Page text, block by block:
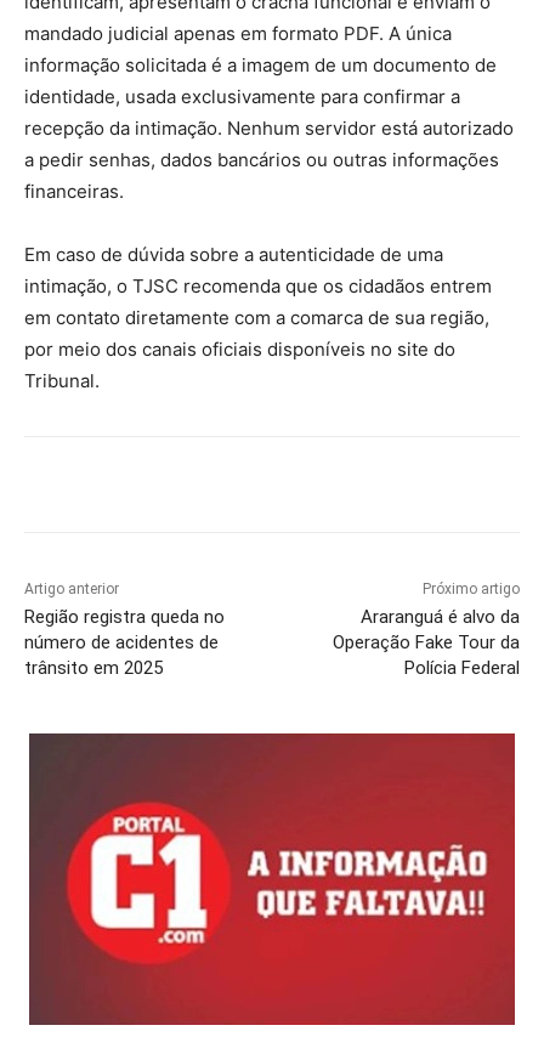
mandado judicial apenas em formato PDF. A única
informação solicitada é a imagem de um documento de
identidade, usada exclusivamente para confirmar a
recepção da intimação. Nenhum servidor está autorizado
a pedir senhas, dados bancários ou outras informações
financeiras.
Em caso de dúvida sobre a autenticidade de uma
intimação, o TJSC recomenda que os cidadãos entrem
em contato diretamente com a comarca de sua região,
por meio dos canais oficiais disponíveis no site do
Tribunal.
Artigo anterior
Região registra queda no
número de acidentes de
trânsito em 2025
Próximo artigo
Araranguá é alvo da
Operação Fake Tour da
Polícia Federal